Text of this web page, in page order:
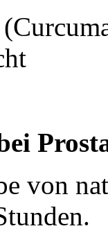
von